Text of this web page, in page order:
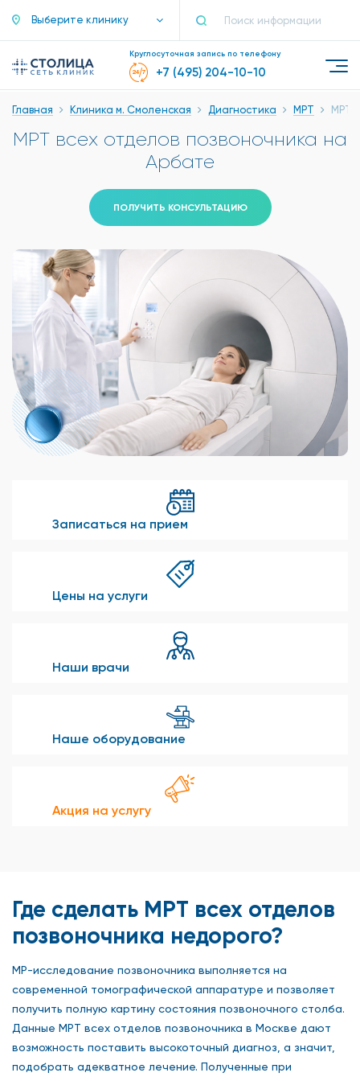
Выберите клинику
Круглосуточная запись по телефону
+7 (495) 204-10-10
Главная Клиника м. Смоленская Диагностика МРТ МРТ
МРТ всех отделов позвоночника на
Арбате
ПОЛУЧИТЬ КОНСУЛЬТАЦИЮ
Записаться на прием
Цены на услуги
Наши врачи
Наше оборудование
Акция на услугу
Где сделать МРТ всех отделов
позвоночника недорого?
МР-исследование позвоночника выполняется на
современной томографической аппаратуре и позволяет
получить полную картину состояния позвоночного столба.
Данные МРТ всех отделов позвоночника в Москве дают
возможность поставить высокоточный диагноз, а значит,
подобрать адекватное лечение. Полученные при